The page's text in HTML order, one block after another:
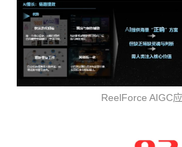
ReelForce AIGC